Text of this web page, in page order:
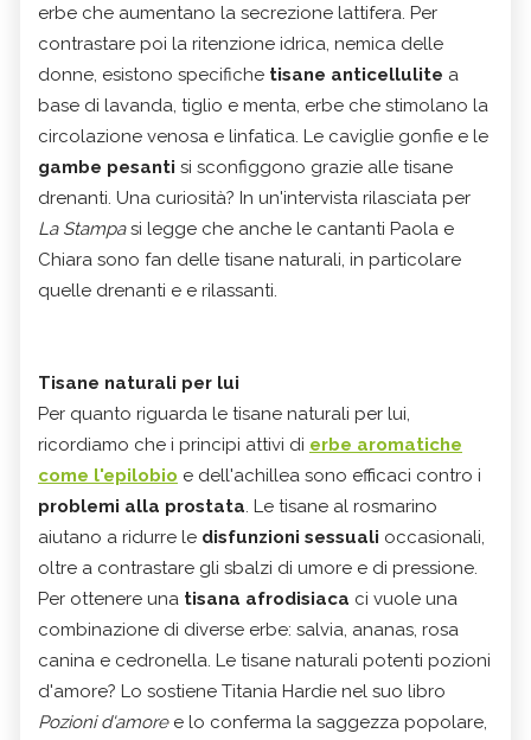
erbe che aumentano la secrezione lattifera. Per
contrastare poi la ritenzione idrica, nemica delle
donne, esistono specifiche tisane anticellulite a
base di lavanda, tiglio e menta, erbe che stimolano la
circolazione venosa e linfatica. Le caviglie gonfie e le
gambe pesanti si sconfiggono grazie alle tisane
drenanti. Una curiosità? In un'intervista rilasciata per
La Stampasi legge che anche le cantanti Paola e
Chiara sono fan delle tisane naturali, in particolare
quelle drenanti e e rilassanti.
Tisane naturali per lui
Per quanto riguarda le tisane naturali per lui,
ricordiamo che i principi attivi di erbe aromatiche
come l'epilobio e dell'achillea sono efficaci contro i
problemi alla prostata. Le tisane al rosmarino
aiutano a ridurre le disfunzioni sessuali occasionali,
oltre a contrastare gli sbalzi di umore e di pressione.
Per ottenere una tisana afrodisiaca ci vuole una
combinazione di diverse erbe: salvia, ananas, rosa
canina e cedronella. Le tisane naturali potenti pozioni
d'amore? Lo sostiene Titania Hardie nel suo libro
Pozioni d'amore e lo conferma la saggezza popolare,